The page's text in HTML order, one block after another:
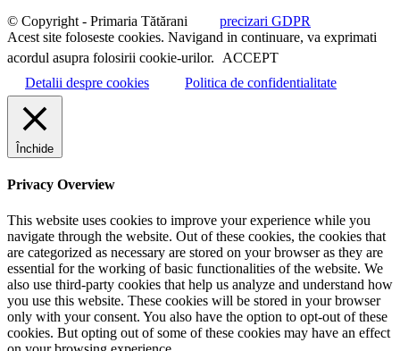
© Copyright - Primaria Tătărani precizari GDPR
Acest site foloseste cookies. Navigand in continuare, va exprimati
acordul asupra folosirii cookie-urilor.
ACCEPT
Detalii despre cookies
Politica de confidentialitate
Închide
Privacy Overview
This website uses cookies to improve your experience while you
navigate through the website. Out of these cookies, the cookies that
are categorized as necessary are stored on your browser as they are
essential for the working of basic functionalities of the website. We
also use third-party cookies that help us analyze and understand how
you use this website. These cookies will be stored in your browser
only with your consent. You also have the option to opt-out of these
cookies. But opting out of some of these cookies may have an effect